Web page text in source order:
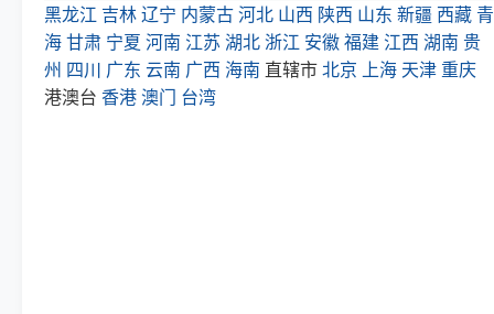
黑龙江 吉林辽宁 内蒙古河北 山西 陕西 山东 新疆 西藏 青
海甘肃 宁夏 河南 江苏 湖北 浙江 安徽福建 江西 湖南 贵
州 四川 广东 云南 广西 海南 直辖市北京 上海 天津 重庆
港澳台 香港澳门 台湾